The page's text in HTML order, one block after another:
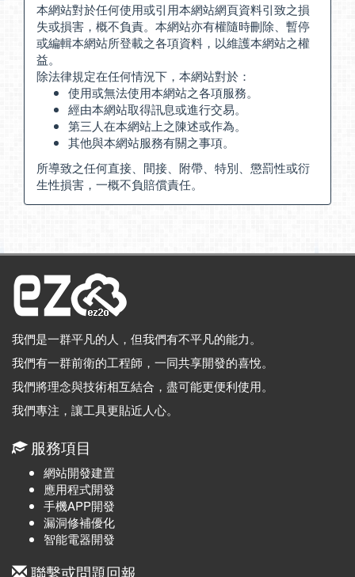
本網站對於任何使用或引用本網站網頁資料引致之損
失或損害，概不負責。本網站亦有權隨時刪除、暫停
或編輯本網站所登載之各項資料，以維護本網站之權
益。
除法律規定在任何情況下，本網站對於：
使用或無法使用本網站之各項服務。
經由本網站取得訊息或進行交易。
第三人在本網站上之陳述或作為。
其他與本網站服務有關之事項。
所導致之任何直接、間接、附帶、特別、懲罰性或衍
生性損害，一概不負賠償責任。
我們是一群平凡的人，但我們有不平凡的能力。
我們有一群前衛的工程師，一同共享開發的喜悅。
我們將理念與技術相互結合，盡可能更便利使用。
我們專注，讓工具更貼近人心。
服務項目
網站開發建置
應用程式開發
手機APP開發
漏洞修補優化
智能電器開發
聯繫或問題回報